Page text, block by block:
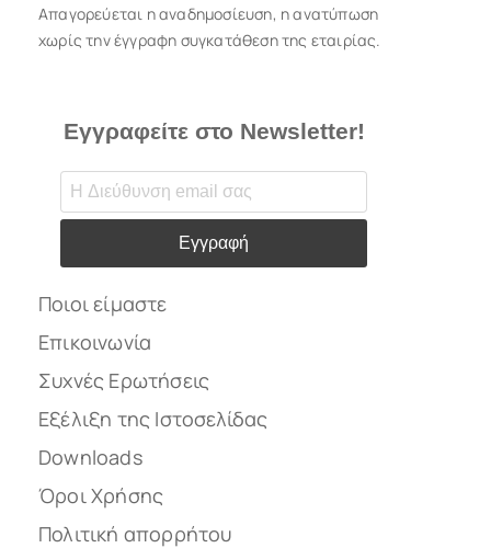
Απαγορεύεται η αναδημοσίευση, η ανατύπωση
χωρίς την έγγραφη συγκατάθεση της εταιρίας.
Εγγραφείτε στο Newsletter!
Εγγραφή
Ποιοι είμαστε
Επικοινωνία
Συχνές Ερωτήσεις
Εξέλιξη της Ιστοσελίδας
Downloads
Όροι Χρήσης
Πολιτική απορρήτου